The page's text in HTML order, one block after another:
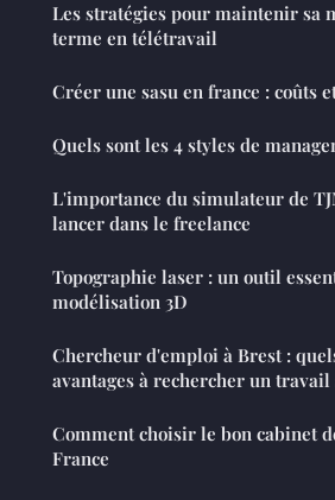
Les stratégies pour maintenir sa
terme en télétravail
Créer une sasu en france : coûts
Quels sont les 4 styles de
L'importance du simulateur de
lancer dans le freelance
Topographie laser : un outil
modélisation 3D
Chercheur d'emploi à Brest :
avantages à rechercher un
Comment choisir le bon cabinet
France